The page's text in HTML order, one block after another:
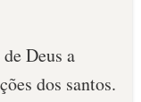
Deus a
dos santos.